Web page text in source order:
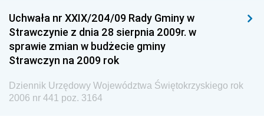
Dziennik Urzędowy Ministra Przemysłu
Dziennik Urzędowy Ministra Finansów i Gospodarki
Dziennik Urzędowy Ministra do Spraw Unii
Dziennik Urzędowy Agencji Wywiadu
Uchwała nr XXIX/204/09 Rady Gminy w
Strawczynie z dnia 28 sierpnia 2009r. w
sprawie zmian w budżecie gminy
Strawczyn na 2009 rok
Dziennik Urzędowy Województwa Świętokrzyskiego rok
2006 nr 441 poz. 3164